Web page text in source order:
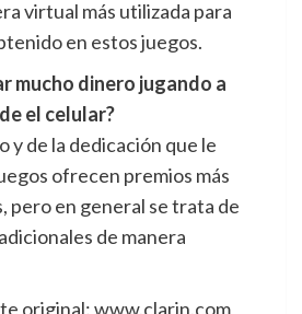
virtual más utilizada para
en estos juegos.
mucho dinero jugando a
el celular?
y de la dedicación que le
ofrecen premios más
pero en general se trata de
de manera
original: www.clarin.com